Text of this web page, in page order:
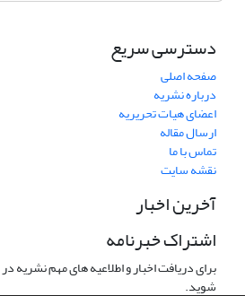
دسترسی سریع
صفحه اصلی
درباره نشریه
اعضای هیات تحریریه
ارسال مقاله
تماس با ما
نقشه سایت
آخرین اخبار
اشتراک خبرنامه
برای دریافت اخبار و اطلاعیه های مهم نشریه
شوید.